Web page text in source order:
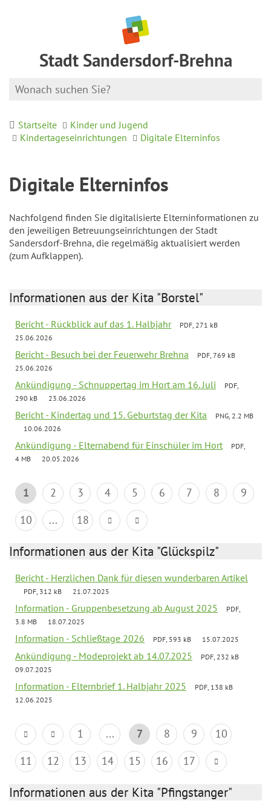
Stadt Sandersdorf-Brehna
Startseite
Kinder und Jugend
Kindertageseinrichtungen
Digitale Elterninfos
Digitale Elterninfos
Nachfolgend finden Sie digitalisierte Elterninformationen zu
den jeweiligen Betreuungseinrichtungen der Stadt
Sandersdorf-Brehna, die regelmäßig aktualisiert werden
(zum Aufklappen).
Informationen aus der Kita "Borstel"
Bericht - Rückblick auf das 1. Halbjahr
PDF, 271 kB
25.06.2026
Bericht - Besuch bei der Feuerwehr Brehna
PDF, 769 kB
25.06.2026
Ankündigung - Schnuppertag im Hort am 16. Juli
PDF,
290 kB
23.06.2026
Bericht - Kindertag und 15. Geburtstag der Kita
PNG, 2.2 MB
10.06.2026
Ankündigung - Elternabend für Einschüler im Hort
PDF,
4 MB
20.05.2026
1 2 3 4 5 6 7 8
9
10
... 18
Informationen aus der Kita "Glückspilz"
Bericht - Herzlichen Dank für diesen wunderbaren Artikel
PDF, 312 kB 21.07.2025
Information - Gruppenbesetzung ab August 2025
PDF,
3.8 MB
18.07.2025
Information - Schließtage 2026 PDF, 593 kB 15.07.2025
Ankündigung - Modeprojekt ab 14.07.2025
PDF, 232 kB
09.07.2025
Information - Elternbrief 1. Halbjahr 2025
PDF, 138 kB
12.06.2025
1 ... 7 8 9
10
11
12 13 14 15 16 17
Informationen aus der Kita "Pfingstanger"